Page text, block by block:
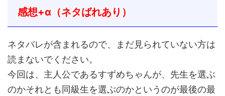
感想+α（ネタばれあり）
ネタバレが含まれるので、まだ見られていない方は
読まないでください。
今回は、主人公であるすずめちゃんが、先生を選ぶ
のかそれとも同級生を選ぶのかというのが最後の最